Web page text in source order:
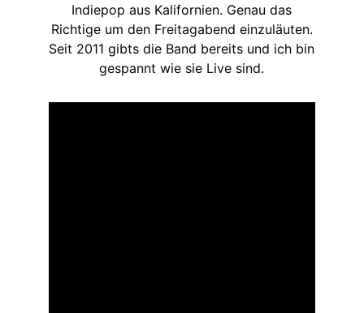
Indiepop aus Kalifornien. Genau das
Richtige um den Freitagabend einzuläuten.
Seit 2011 gibts die Band bereits und ich bin
gespannt wie sie Live sind.